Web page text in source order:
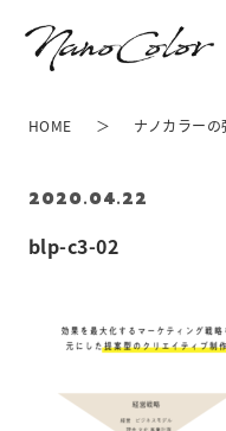
blp-c3-02
2020.04.22
HOME ナノカラーの